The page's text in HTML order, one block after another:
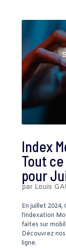
Index
Tout
pour
par Louis
En juillet
l’indexation
faites sur
Découvrez
ligne.